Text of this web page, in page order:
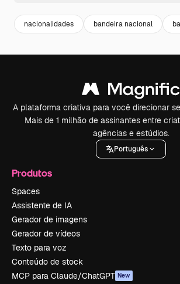
nacionalidades bandeira nacional
A plataforma criativa para você direcionar
Mais de 1 milhão de assinantes entre
agências e estúdios.
Português
Produtos
Spaces
Assistente de IA
Gerador de imagens
Gerador de vídeos
Texto para voz
Conteúdo de stock
MCP para Claude/ChatGPT New